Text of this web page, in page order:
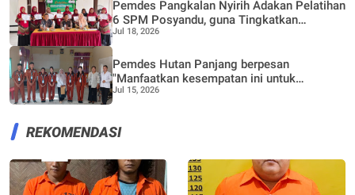
Pemdes Pangkalan Nyirih Adakan Pelatihan
6 SPM Posyandu, guna Tingkatkan
kapasitas dan pemahaman kader
Jul 18, 2026
Pemdes Hutan Panjang berpesan
"Manfaatkan kesempatan ini untuk
Belajar"Saat terima 6 Siswa Magang dari
SMK Negeri 2 Rupat
Jul 15, 2026
REKOMENDASI